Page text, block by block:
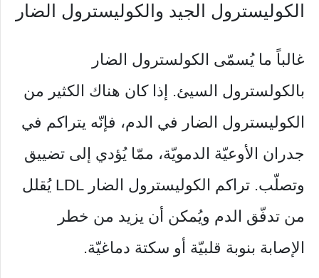
الكوليسترول الجيد والكوليسترول الضار
غالباً ما يُسمّى الكولسترول الضار
بالكولسترول السيئ. إذا كان هناك الكثير من
الكوليسترول الضار في الدم، فإنّه يتراكم في
جدران الأوعيّة الدمويّة، ممّا يُؤدي إلى تضييق
وتصلّب. تراكم الكوليسترول الضار LDL يُقلل
من تدفّق الدم ويُمكن أن يزيد من خطر
الإصابة بنوبة قلبيّة أو سكتة دماغيّة.